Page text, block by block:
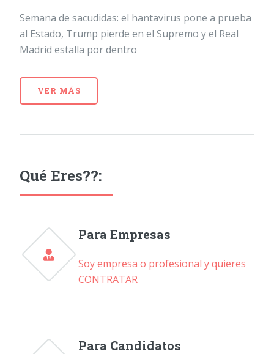
Semana de sacudidas: el hantavirus pone a prueba
al Estado, Trump pierde en el Supremo y el Real
Madrid estalla por dentro
VER MÁS
Qué Eres??:
Para Empresas
Soy empresa o profesional y quieres
CONTRATAR
Para Candidatos